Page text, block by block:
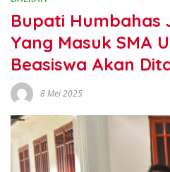
Bupati Humbahas
Yang Masuk SMA
Beasiswa Akan
8 Mei 2025